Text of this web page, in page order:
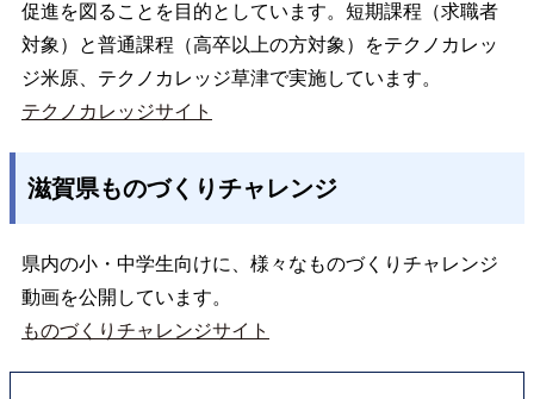
促進を図ることを目的としています。短期課程（求職者
対象）と普通課程（高卒以上の方対象）をテクノカレッ
ジ米原、テクノカレッジ草津で実施しています。
テクノカレッジサイト
滋賀県ものづくりチャレンジ
県内の小・中学生向けに、様々なものづくりチャレンジ
動画を公開しています。
ものづくりチャレンジサイト